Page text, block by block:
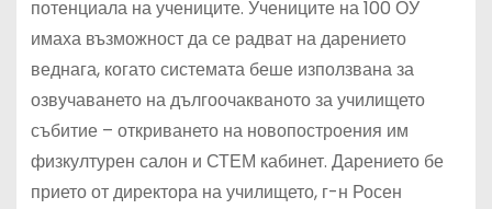
потенциала на учениците. Учениците на 100 ОУ
имаха възможност да се радват на дарението
веднага, когато системата беше използвана за
озвучаването на дългоочакваното за училището
събитие – откриването на новопостроения им
физкултурен салон и СТЕМ кабинет. Дарението бе
прието от директора на училището, г-н Росен